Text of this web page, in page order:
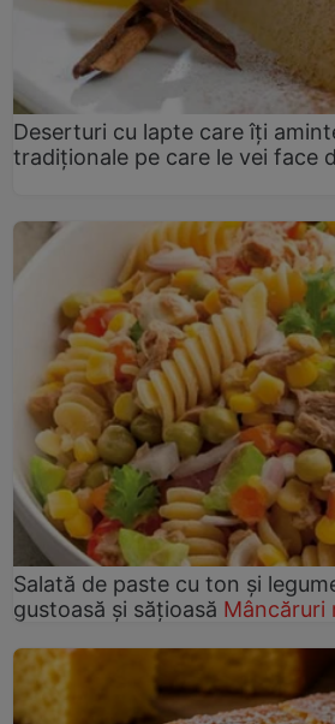
Deserturi cu lapte care îți
tradiționale pe care le vei face
Salată de paste cu ton și
gustoasă și sățioasă Mâncăruri